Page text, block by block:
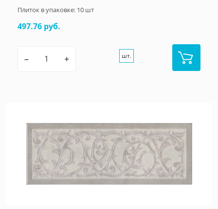
Плиток в упаковке: 10 шт
497.76 руб.
– + шт.